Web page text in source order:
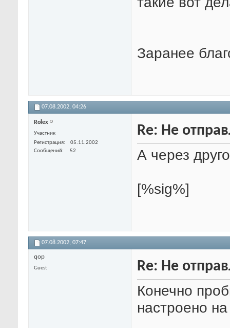
Заранее
07.08.2002, 04:26
Rolex
Участник
Регистрация
05.11.2002
Сообщений
52
Re: Не
А через
[%sig%]
07.08.2002, 07:47
qop
Guest Re: Не
Конечно
настроено